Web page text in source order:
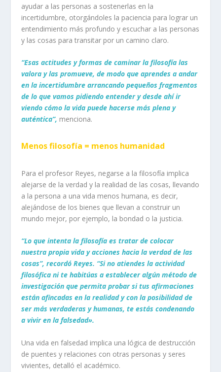
ayudar a las personas a sostenerlas en la
incertidumbre, otorgándoles la paciencia para lograr un
entendimiento más profundo y escuchar a las personas
y las cosas para transitar por un camino claro.
“Esas actitudes y formas de caminar la filosofía las
valora y las promueve, de modo que aprendes a andar
en la incertidumbre arrancando pequeños fragmentos
de lo que vamos pidiendo entender y desde ahí ir
viendo cómo la vida puede hacerse más plena y
auténtica”, menciona.
Menos filosofía = menos humanidad
Para el profesor Reyes, negarse a la filosofía implica
alejarse de la verdad y la realidad de las cosas, llevando
a la persona a una vida menos humana, es decir,
alejándose de los bienes que llevan a construir un
mundo mejor, por ejemplo, la bondad o la justicia.
“Lo que intenta la filosofía es tratar de colocar
nuestra propia vida y acciones hacia la verdad de las
cosas”, recordó Reyes. “Si no atiendes la actividad
filosófica ni te habitúas a establecer algún método de
investigación que permita probar si tus afirmaciones
están afincadas en la realidad y con la posibilidad de
ser más verdaderas y humanas, te estás condenando
a vivir en la falsedad».
Una vida en falsedad implica una lógica de destrucción
de puentes y relaciones con otras personas y seres
vivientes, detalló el académico.